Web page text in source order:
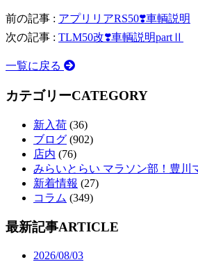
前の記事 : アプリリアRS50❣️車輌説明
次の記事 : TLM50改❣️車輌説明partⅡ
一覧に戻る
カテゴリーCATEGORY
新入荷 (36)
ブログ (902)
店内 (76)
みらいとらい マラソン部！豊川
新着情報 (27)
コラム (349)
最新記事ARTICLE
2026/08/03